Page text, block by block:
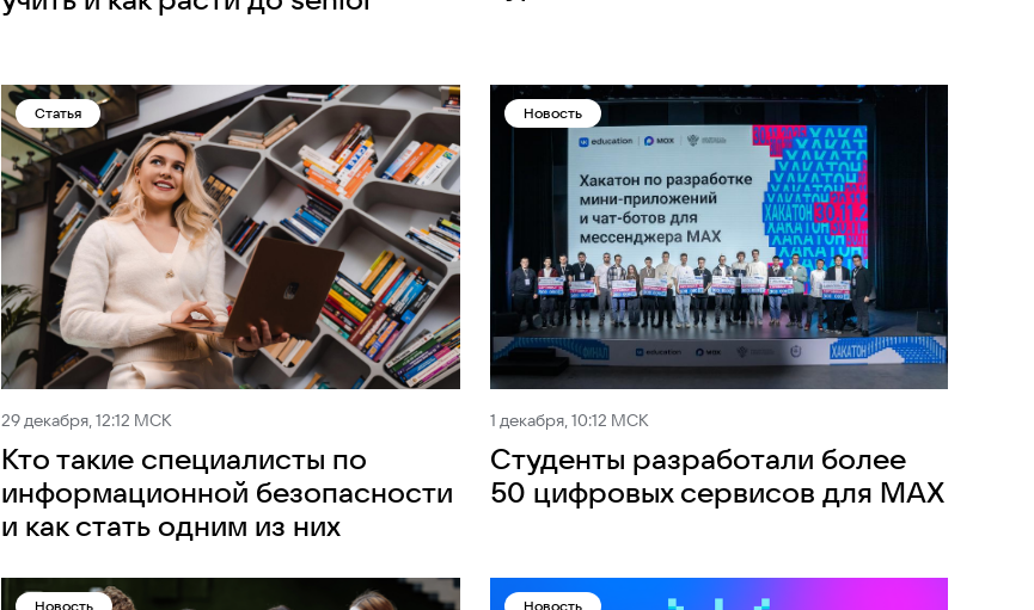
Статья
29 декабря, 12:12 МСК
Кто такие специалисты по
информационной безопасности
и как стать одним из них
Новость
1 декабря, 10:12 МСК
Студенты разработали более
50 цифровых сервисов для MAX
Новость Новость